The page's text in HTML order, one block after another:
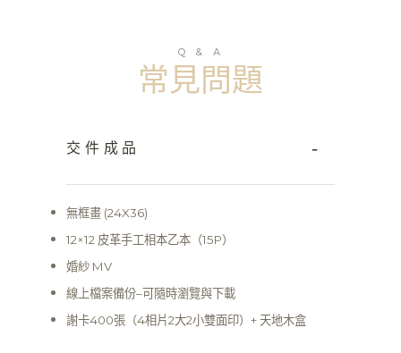
Q & A
常見問題
交件成品 -
無框畫 (24X36)
12×12 皮革手工相本乙本（15P）
婚紗 MV​
線上檔案備份–可隨時瀏覽與下載
謝卡400張（4相片2大2小雙面印）+ 天地木盒